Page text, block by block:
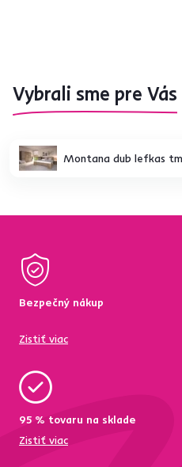
Vybrali sme pre Vás
Montana dub lefkas
Bezpečný nákup
Zistiť viac
95 % tovaru na sklade
Zistiť viac